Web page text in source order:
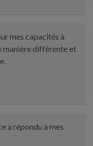
mes capacités à
manière différente et
a répondu à mes